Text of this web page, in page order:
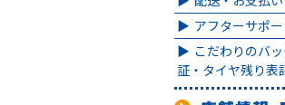
アフターサポー
こだわりのバ
証・タイヤ残り表